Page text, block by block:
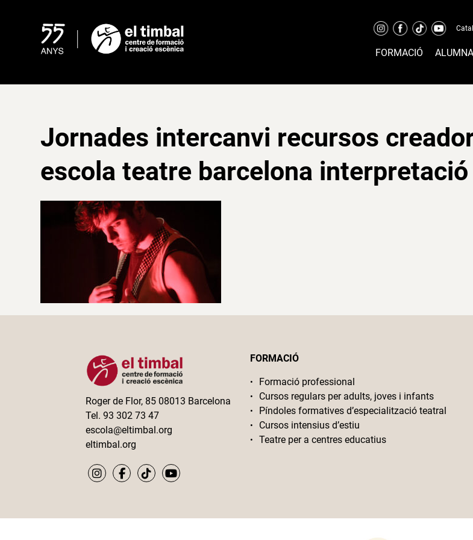
FORMACIÓ
Jornades intercanvi recursos
escola teatre barcelona
Roger de Flor, 85 08013 Barcelona
Tel. 93 302 73 47
escola@eltimbal.org
eltimbal.org
FORMACIÓ
Formació professional
Cursos regulars per adults, joves i infants
Píndoles formatives d’especialització teatral
Cursos intensius d’estiu
Teatre per a centres educatius